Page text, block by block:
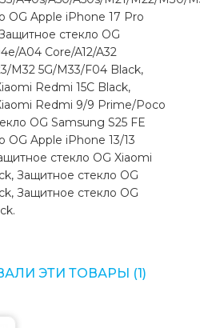
OG Apple iPhone 17 Pro
стекло OG
A04 Core/A12/A32
M32 5G/M33/F04 Black,
Redmi 15C Black,
Redmi 9/9 Prime/Poco
OG Samsung S25 FE
OG Apple iPhone 13/13
стекло OG Xiaomi
Защитное стекло OG
Защитное стекло OG
ЭТИ ТОВАРЫ (1)